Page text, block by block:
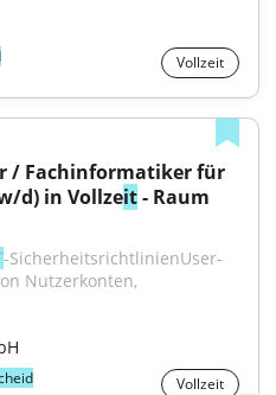
Vollzeit
/ Fachinformatiker für
d) in Vollzeit - Raum
-SicherheitsrichtlinienUser-
Nutzerkonten,
Vollzeit